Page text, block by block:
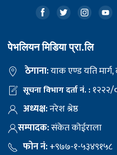
पेभलियन मिडिया प्रा.लि
ठेगाना:याक एण्ड यति मार्ग,
सूचना विभाग दर्ता नं. :
अध्यक्ष:नरेश श्रेष्ठ
सम्पादक:संकेत कोईराला
फोन नं:+९७७-१-५३४९१५८